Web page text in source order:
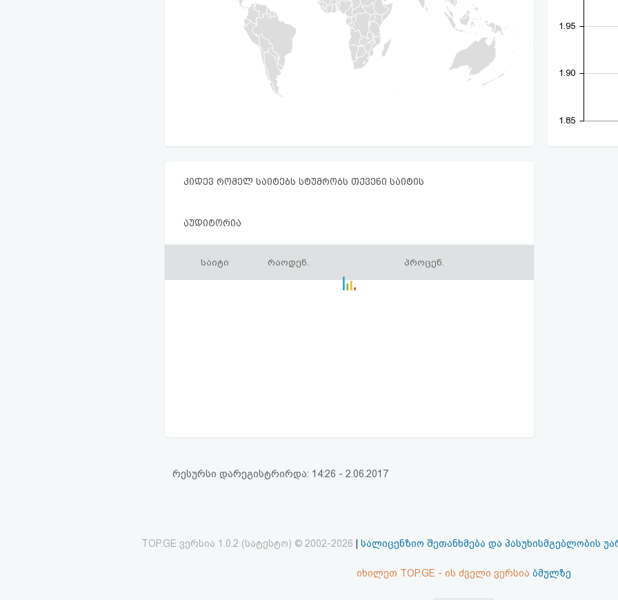
1.85
1.90
1.95
კიდევ რომელ საიტებს სტუმრობს თქვენი საიტის
აუდიტორია
საიტი რაოდენ. პროცენ.
რესურსი დარეგისტრირდა: 14:26 - 2.06.2017
TOP.GE ვერსია 1.0.2 (სატესტო) © 2002-2026 სალიცენზიო შეთანხმება და პასუხისმგებლობის
იხილეთ TOP.GE - ის ძველი ვერსია ბმულზე